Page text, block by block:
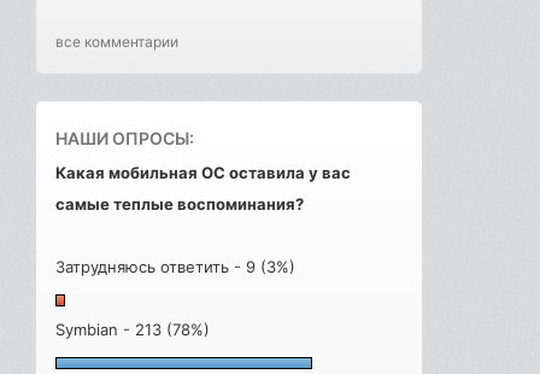
все комментарии
НАШИ ОПРОСЫ:
Какая мобильная ОС оставила у вас
самые теплые воспоминания?
Затрудняюсь ответить - 9 (3%)
Symbian - 213 (78%)